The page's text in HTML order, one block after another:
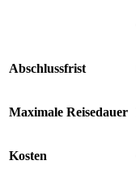
Abschlussfrist
Maximale Reisedauer
Kosten